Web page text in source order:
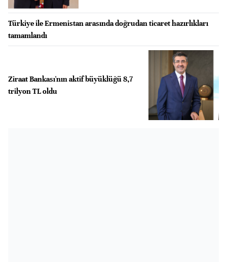
Türkiye ile Ermenistan arasında doğrudan ticaret hazırlıkları
tamamlandı
Ziraat Bankası'nın aktif büyüklüğü 8,7
trilyon TL oldu